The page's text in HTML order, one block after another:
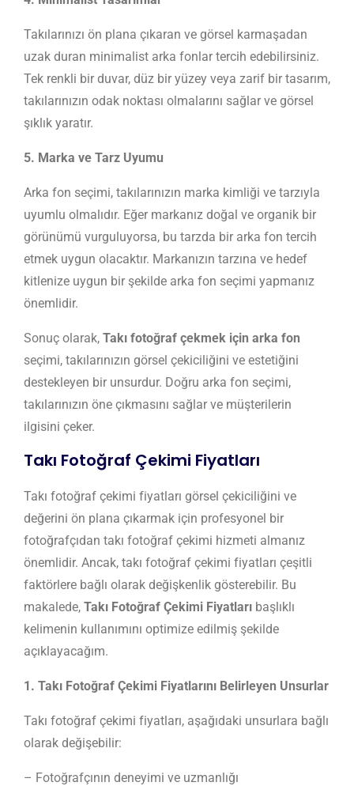
Takılarınızı ön plana çıkaran ve görsel karmaşadan
uzak duran minimalist arka fonlar tercih edebilirsiniz.
Tek renkli bir duvar, düz bir yüzey veya zarif bir tasarım,
takılarınızın odak noktası olmalarını sağlar ve görsel
şıklık yaratır.
5. Marka ve Tarz Uyumu
Arka fon seçimi, takılarınızın marka kimliği ve tarzıyla
uyumlu olmalıdır. Eğer markanız doğal ve organik bir
görünümü vurguluyorsa, bu tarzda bir arka fon tercih
etmek uygun olacaktır. Markanızın tarzına ve hedef
kitlenize uygun bir şekilde arka fon seçimi yapmanız
önemlidir.
Sonuç olarak, Takı fotoğraf çekmek için arka fon
seçimi, takılarınızın görsel çekiciliğini ve estetiğini
destekleyen bir unsurdur. Doğru arka fon seçimi,
takılarınızın öne çıkmasını sağlar ve müşterilerin
ilgisini çeker.
Takı Fotoğraf Çekimi Fiyatları
Takı fotoğraf çekimi fiyatları görsel çekiciliğini ve
değerini ön plana çıkarmak için profesyonel bir
fotoğrafçıdan takı fotoğraf çekimi hizmeti almanız
önemlidir. Ancak, takı fotoğraf çekimi fiyatları çeşitli
faktörlere bağlı olarak değişkenlik gösterebilir. Bu
makalede, Takı Fotoğraf Çekimi Fiyatları başlıklı
kelimenin kullanımını optimize edilmiş şekilde
açıklayacağım.
1. Takı Fotoğraf Çekimi Fiyatlarını Belirleyen Unsurlar
Takı fotoğraf çekimi fiyatları, aşağıdaki unsurlara bağlı
olarak değişebilir:
– Fotoğrafçının deneyimi ve uzmanlığı